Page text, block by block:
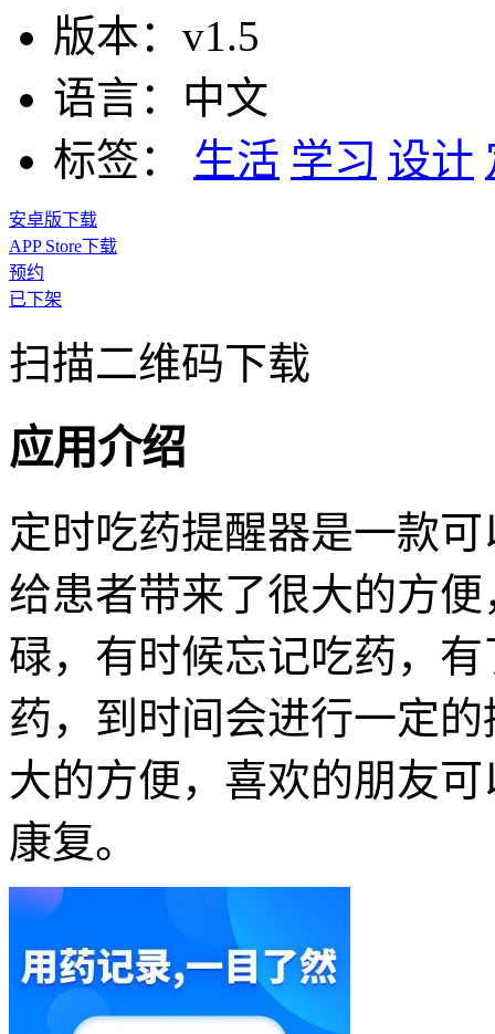
版本： v1.5
语言： 中文
标签：
生活 学习 设计
安卓版下载
APP Store下载
预约
已下架
扫描二维码下载
应用介绍
定时吃药提醒器是一款
给患者带来了很大的方便
碌，有时候忘记吃药，
药，到时间会进行一定
大的方便，喜欢的朋友
康复。